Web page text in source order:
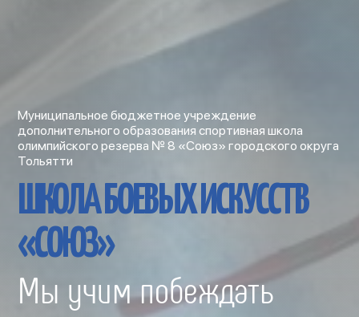
Муниципальное бюджетное учреждение
дополнительного образования спортивная школа
олимпийского резерва № 8 «Союз» городского округа
Тольятти
ШКОЛА БОЕВЫХ ИСКУССТВ
«СОЮЗ»
Мы учим побеждать